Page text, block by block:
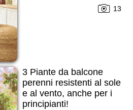
13
3 Piante da balcone
perenni resistenti al sole
e al vento, anche per i
principianti!